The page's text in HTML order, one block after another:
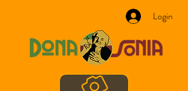
Login